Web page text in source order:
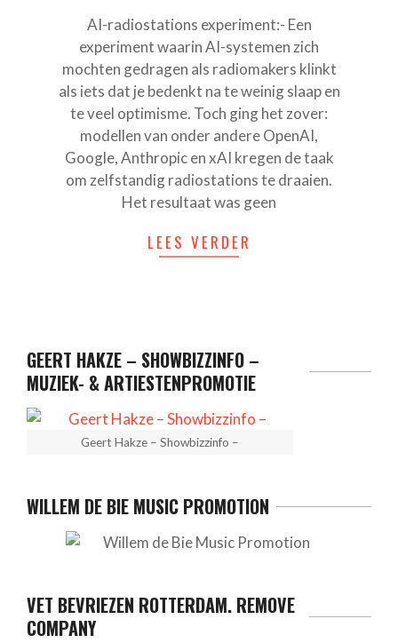
AI-radiostations experiment:- Een
experiment waarin AI-systemen zich
mochten gedragen als radiomakers klinkt
als iets dat je bedenkt na te weinig slaap en
te veel optimisme. Toch ging het zover:
modellen van onder andere OpenAI,
Google, Anthropic en xAI kregen de taak
om zelfstandig radiostations te draaien.
Het resultaat was geen
LEES VERDER
GEERT HAKZE – SHOWBIZZINFO –
MUZIEK- & ARTIESTENPROMOTIE
Geert Hakze – Showbizzinfo –
WILLEM DE BIE MUSIC PROMOTION
VET BEVRIEZEN ROTTERDAM. REMOVE
COMPANY